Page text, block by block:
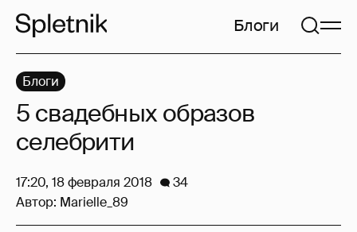
Блоги
Блоги
5 свадебных образов
селебрити
17:20, 18 февраля 2018
34
Автор: Marielle_89